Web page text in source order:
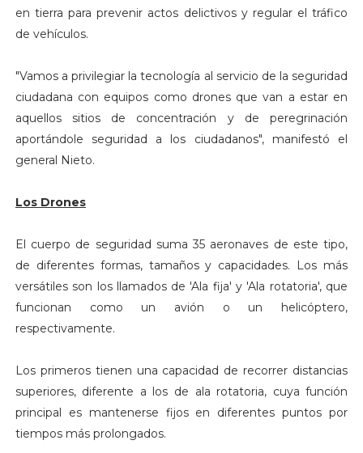
en tierra para prevenir actos delictivos y regular el tráfico
de vehículos.
"Vamos a privilegiar la tecnología al servicio de la seguridad
ciudadana con equipos como drones que van a estar en
aquellos sitios de concentración y de peregrinación
aportándole seguridad a los ciudadanos", manifestó el
general Nieto.
Los Drones
El cuerpo de seguridad suma 35 aeronaves de este tipo,
de diferentes formas, tamaños y capacidades. Los más
versátiles son los llamados de 'Ala fija' y 'Ala rotatoria', que
funcionan como un avión o un helicóptero,
respectivamente.
Los primeros tienen una capacidad de recorrer distancias
superiores, diferente a los de ala rotatoria, cuya función
principal es mantenerse fijos en diferentes puntos por
tiempos más prolongados.